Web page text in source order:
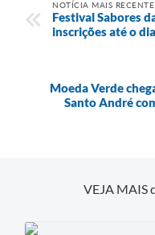
NOTÍCIA MAIS RECENTE
Festival Sabores
inscrições até o
Moeda Verde
Santo André
VEJA MAIS